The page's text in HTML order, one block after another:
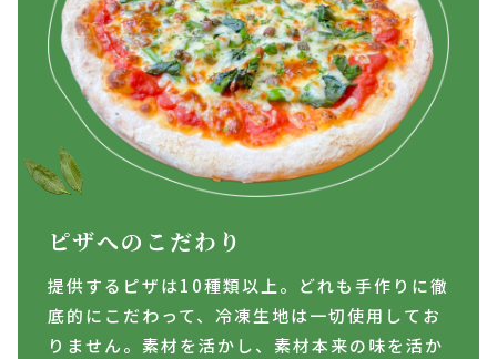
ピザへのこだわり
提供するピザは10種類以上。どれも手作りに徹
底的にこだわって、冷凍生地は一切使用してお
りません。素材を活かし、素材本来の味を活か